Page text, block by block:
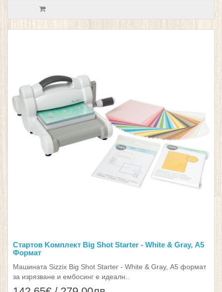
Стартов Kомплект Big Shot Starter - White & Gray, А5
Формат
Машината Sizzix Big Shot Starter - White & Gray, А5 формат
за изрязване и ембосинг е идеалн..